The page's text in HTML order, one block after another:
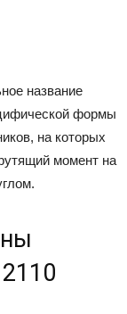
название
формы
на которых
момент на